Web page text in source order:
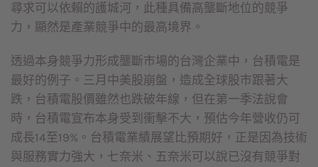
尋求可以依賴的護城河，此種具備高壟斷地位的競爭
力，顯然是產業競爭中的最高境界。
透過本身競爭力形成壟斷市場的台灣企業中，台積電是
最好的例子。三月中美股崩盤，造成全球股市跟著大
跌，台積電股價雖然也跌破年線，但在第一季法說會
時，台積電宣布本身受到衝擊不大，預估今年營收仍可
成長14至19%。台積電業績展望比預期好，正是因為技術
與服務實力強大，七奈米、五奈米可以說已沒有競爭對